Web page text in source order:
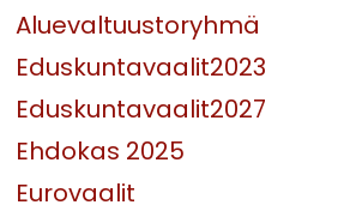
Aluevaltuustoryhmä
Eduskuntavaalit2023
Eduskuntavaalit2027
Ehdokas 2025
Eurovaalit